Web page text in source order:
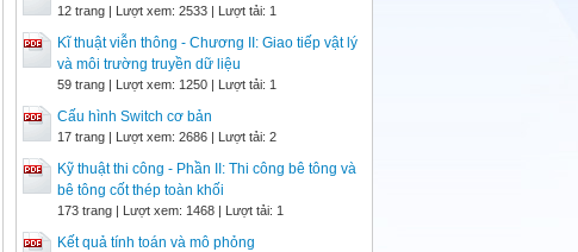
12 trang | Lượt xem: 2533 | Lượt tải: 1
Kĩ thuật viễn thông - Chương II: Giao tiếp vật lý
và môi trường truyền dữ liệu
59 trang | Lượt xem: 1250 | Lượt tải: 1
Cấu hình Switch cơ bản
17 trang | Lượt xem: 2686 | Lượt tải: 2
Kỹ thuật thi công - Phần II: Thi công bê tông và
bê tông cốt thép toàn khối
173 trang | Lượt xem: 1468 | Lượt tải: 1
Kết quả tính toán và mô phỏng